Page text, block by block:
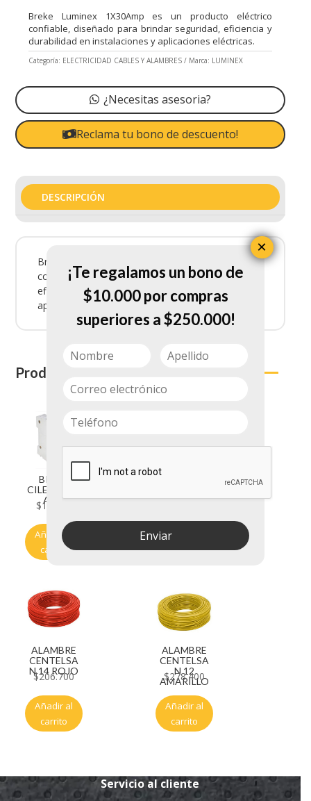
Breke Luminex 1X30Amp es un producto eléctrico
confiable, diseñado para brindar seguridad, eficiencia y
durabilidad en instalaciones y aplicaciones eléctricas.
Categoría: ELECTRICIDAD CABLES Y ALAMBRES Marca: LUMINEX
¿Necesitas asesoria?
Reclama tu bono de descuento!
DESCRIPCIÓN
Breke Luminex 1X30Amp es un producto eléctrico
confiable, diseñado para brindar seguridad,
eficiencia y durabilidad en instalaciones y
aplicaciones eléctricas.
Productos relacionados
BREKE
CILES DE 63
AMP
$15.050
Añadir al
carrito
N 12 AZUL
Añadir al
carrito
ALAMBRE
CENTELSA
N 14 ROJO
$206.700
Añadir al
carrito
ALAMBRE
CENTELSA
N 12
AMARILLO
$278.400
Añadir al
carrito
Servicio al cliente
¡Te regalamos un bono de
$10.000 por compras
superiores a $250.000!
Enviar
×